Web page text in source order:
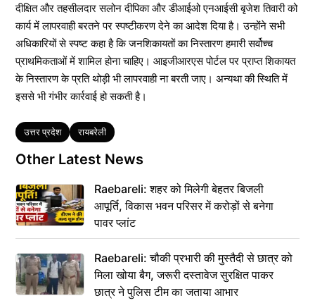
दीक्षित और तहसीलदार सलोन दीपिका और डीआईओ एनआईसी बृजेश तिवारी को
कार्य में लापरवाही बरतने पर स्पष्टीकरण देने का आदेश दिया है। उन्होंने सभी
अधिकारियों से स्पष्ट कहा है कि जनशिकायतों का निस्तारण हमारी सर्वोच्च
प्राथमिकताओं में शामिल होना चाहिए। आइजीआरएस पोर्टल पर प्राप्त शिकायत
के निस्तारण के प्रति थोड़ी भी लापरवाही ना बरती जाए। अन्यथा की स्थिति में
इससे भी गंभीर कार्रवाई हो सकती है।
Tags
उत्तर प्रदेश रायबरेली
Other Latest News
Raebareli: शहर को मिलेगी बेहतर बिजली
आपूर्ति, विकास भवन परिसर में करोड़ों से बनेगा
पावर प्लांट
Raebareli: चौकी प्रभारी की मुस्तैदी से छात्र को
मिला खोया बैग, जरूरी दस्तावेज सुरक्षित पाकर
छात्र ने पुलिस टीम का जताया आभार